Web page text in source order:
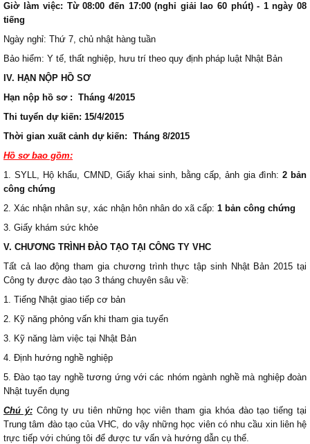
Giờ làm việc: Từ 08:00 đến 17:00 (nghỉ giải lao 60 phút) - 1 ngày 08
tiếng
Ngày nghỉ: Thứ 7, chủ nhật hàng tuần
Bảo hiểm: Y tế, thất nghiệp, hưu trí theo quy định pháp luật Nhật Bản
IV. HẠN NỘP HỒ SƠ
Hạn nộp hồ sơ : Tháng 4/2015
Thi tuyển dự kiến: 15/4/2015
Thời gian xuất cảnh dự kiến: Tháng 8/2015
Hồ sơ bao gồm:
1. SYLL, Hộ khẩu, CMND, Giấy khai sinh, bằng cấp, ảnh gia đình: 2 bản
công chứng
2. Xác nhận nhân sự, xác nhận hôn nhân do xã cấp: 1 bản công chứng
3. Giấy khám sức khỏe
V. CHƯƠNG TRÌNH ĐÀO TẠO TẠI CÔNG TY VHC
Tất cả lao động tham gia chương trình thực tập sinh Nhật Bản 2015 tại
Công ty được đào tạo 3 tháng chuyên sâu về:
1. Tiếng Nhật giao tiếp cơ bản
2. Kỹ năng phỏng vấn khi tham gia tuyển
3. Kỹ năng làm việc tại Nhật Bản
4. Định hướng nghề nghiệp
5. Đào tạo tay nghề tương ứng với các nhóm ngành nghề mà nghiệp đoàn
Nhật tuyển dụng
Chú ý:Công ty ưu tiên những học viên tham gia khóa đào tạo tiếng tại
Trung tâm đào tạo của VHC, do vậy những học viên có nhu cầu xin liên hệ
trực tiếp với chúng tôi để được tư vấn và hướng dẫn cụ thể.